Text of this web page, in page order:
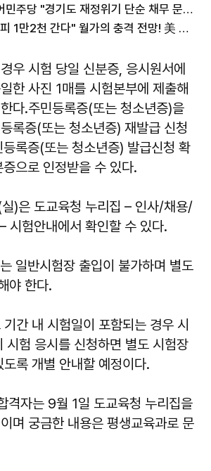
경기도의회 더불어민주당 "경기도 재정위기 단순 채무 문제 아냐"...세수체계 개편 논의
"폭락장에도 코스피 1만2천 간다" 월가의 충격 전망! 美 반도체 15% 관세 폭탄·7조 빚 경기도 세수 전쟁까지
우 시험 당일 신분증, 응시원서에
한 사진 1매를 시험본부에 제출해
다.주민등록증(또는 청소년증)을
록증(또는 청소년증) 재발급 신청
등록증(또는 청소년증) 발급신청 확
증으로 인정받을 수 있다.
)은 도교육청 누리집 – 인사/채용/
시험안내에서 확인할 수 있다.
일반시험장 출입이 불가하며 별도
야 한다.
간 내 시험일이 포함되는 경우 시
시험 응시를 신청하면 별도 시험장
록 개별 안내할 예정이다.
격자는 9월 1일 도교육청 누리집을
며 궁금한 내용은 평생교육과로 문